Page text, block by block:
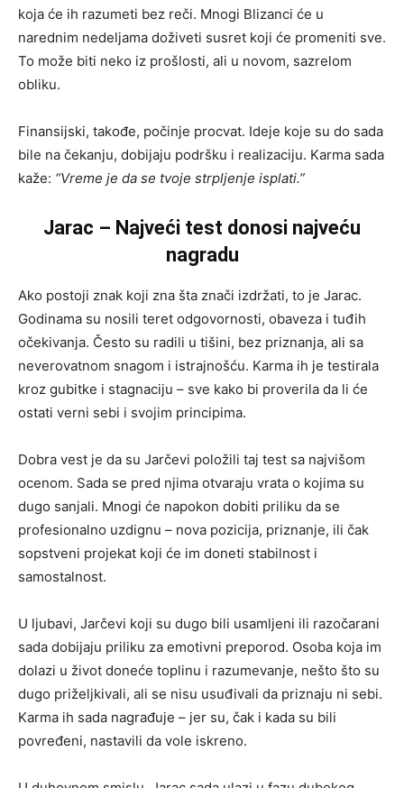
koja će ih razumeti bez reči. Mnogi Blizanci će u
narednim nedeljama doživeti susret koji će promeniti sve.
To može biti neko iz prošlosti, ali u novom, sazrelom
obliku.
Finansijski, takođe, počinje procvat. Ideje koje su do sada
bile na čekanju, dobijaju podršku i realizaciju. Karma sada
kaže: “Vreme je da se tvoje strpljenje isplati.”
Jarac – Najveći test donosi najveću
nagradu
Ako postoji znak koji zna šta znači izdržati, to je Jarac.
Godinama su nosili teret odgovornosti, obaveza i tuđih
očekivanja. Često su radili u tišini, bez priznanja, ali sa
neverovatnom snagom i istrajnošću. Karma ih je testirala
kroz gubitke i stagnaciju – sve kako bi proverila da li će
ostati verni sebi i svojim principima.
Dobra vest je da su Jarčevi položili taj test sa najvišom
ocenom. Sada se pred njima otvaraju vrata o kojima su
dugo sanjali. Mnogi će napokon dobiti priliku da se
profesionalno uzdignu – nova pozicija, priznanje, ili čak
sopstveni projekat koji će im doneti stabilnost i
samostalnost.
U ljubavi, Jarčevi koji su dugo bili usamljeni ili razočarani
sada dobijaju priliku za emotivni preporod. Osoba koja im
dolazi u život doneće toplinu i razumevanje, nešto što su
dugo priželjkivali, ali se nisu usuđivali da priznaju ni sebi.
Karma ih sada nagrađuje – jer su, čak i kada su bili
povređeni, nastavili da vole iskreno.